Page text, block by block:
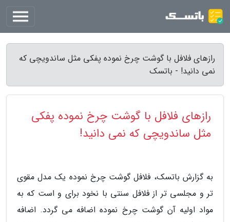
رازهای فلافل با گوشت چرخ نموده پفکی مثل ساندویچی که
نمی دانید! - باتسک
رازهای فلافل با گوشت چرخ نموده پفکی
مثل ساندویچی که نمی دانید!
به گزارش باتسک، فلافل گوشت چرخ نموده یک مدل مقوی
تر و مجلسی تر از فلافل سنتی با نخود برای و است که به
مواد اولیه آن گوشت چرخ نموده اضافه می گردد. اضافه